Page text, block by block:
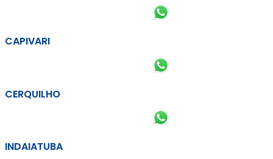
CAPIVARI
CERQUILHO
INDAIATUBA